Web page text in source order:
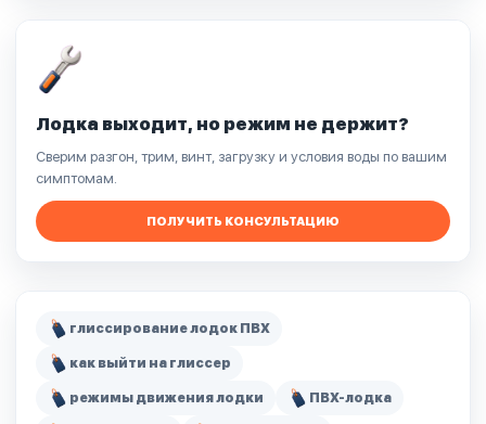
Лодка выходит, но режим не держит?
Сверим разгон, трим, винт, загрузку и условия воды по вашим
симптомам.
ПОЛУЧИТЬ КОНСУЛЬТАЦИЮ
глиссирование лодок ПВХ
как выйти на глиссер
режимы движения лодки ПВХ-лодка